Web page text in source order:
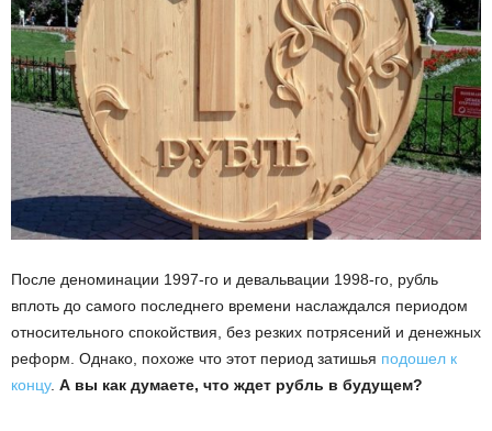
После деноминации 1997-го и девальвации 1998-го, рубль
вплоть до самого последнего времени наслаждался периодом
относительного спокойствия, без резких потрясений и денежных
реформ. Однако, похоже что этот период затишья подошел к
концу. А вы как думаете, что ждет рубль в будущем?